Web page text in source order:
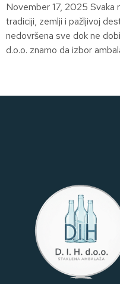
November 17, 2025 Svaka
tradiciji, zemlji i pažljivoj
nedovršena sve dok ne
d.o.o. znamo da izbor